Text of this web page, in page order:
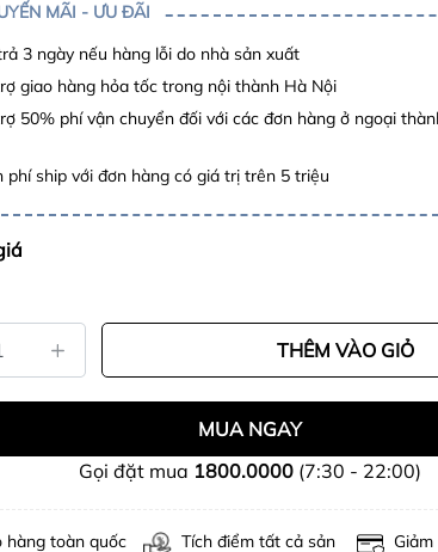
MÃI - ƯU ĐÃI
3 ngày nếu hàng lỗi do nhà sản xuất
giao hàng hỏa tốc trong nội thành Hà Nội
50% phí vận chuyển đối với các đơn hàng ở ngoại
phí ship với đơn hàng có giá trị trên 5 triệu
THÊM VÀO GIỎ
MUA NGAY
Gọi đặt mua 1800.0000(7:30 - 22:00)
hàng toàn quốc
Tích điểm tất cả sản